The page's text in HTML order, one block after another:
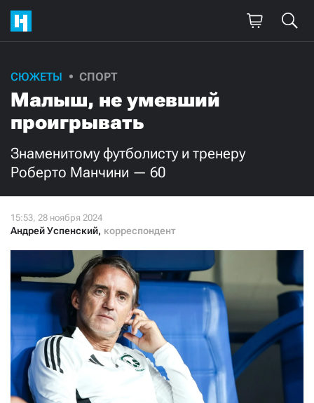
СЮЖЕТЫ СПОРТ
Малыш, не умевший
проигрывать
Знаменитому футболисту и тренеру
Роберто Манчини — 60
Андрей Успенский, корреспондент
Поддержите
нашу работу!
Ежемесячно
3000
Нажимая кнопку «Стать соучастником»,
я принимаю
условия и подтверждаю свое гражданство РФ
СТАТЬ СОУЧАСТНИКОМ
ПОДЕЛИТЬСЯ С ДРУЗЬЯМИ
Если у вас есть вопросы, пишите donate@novayagazeta.ru
звоните:
+7 (929) 612-03-68